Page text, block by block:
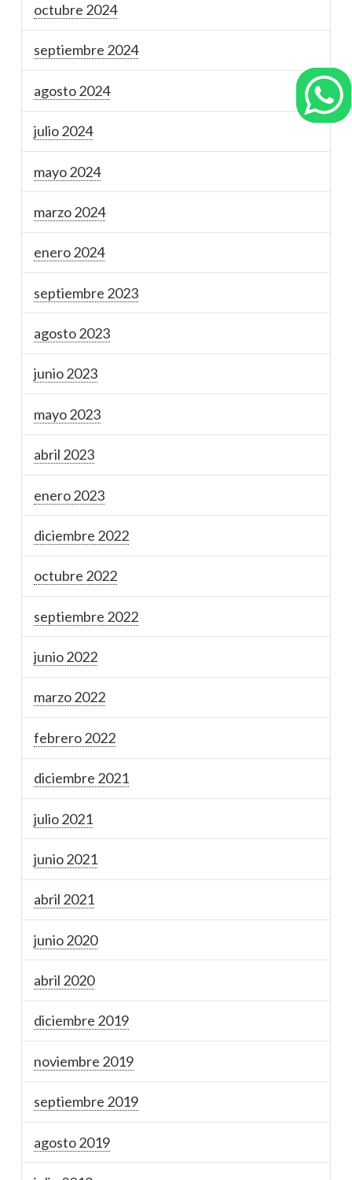
octubre 2024
septiembre 2024
agosto 2024
julio 2024
mayo 2024
marzo 2024
enero 2024
septiembre 2023
agosto 2023
junio 2023
mayo 2023
abril 2023
enero 2023
diciembre 2022
octubre 2022
septiembre 2022
junio 2022
marzo 2022
febrero 2022
diciembre 2021
julio 2021
junio 2021
abril 2021
junio 2020
abril 2020
diciembre 2019
noviembre 2019
septiembre 2019
agosto 2019